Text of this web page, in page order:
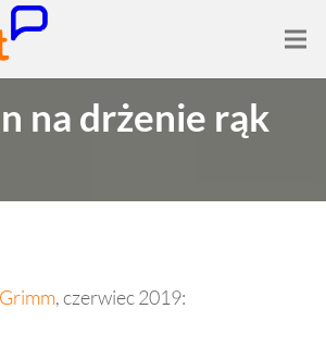
na drżenie rąk
, czerwiec 2019: